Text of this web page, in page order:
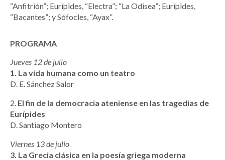
“Anfitrión”; Eurípides, “Electra”; “La Odisea”; Eurípides,
“Bacantes”; y Sófocles, “Ayax”.
PROGRAMA
Jueves 12 de julio
1. La vida humana como un teatro
D. E. Sánchez Salor
2. El fin de la democracia ateniense en las tragedias de
Eurípides
D. Santiago Montero
Viernes 13 de julio
3. La Grecia clásica en la poesía griega moderna